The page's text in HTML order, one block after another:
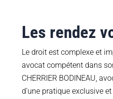
Les rendez
Le droit est complexe et
avocat compétent dans
CHERRIER BODINEAU,
d’une pratique exclusive